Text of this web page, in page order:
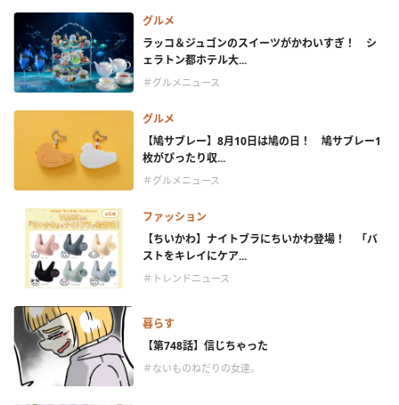
グルメ
ラッコ＆ジュゴンのスイーツがかわいすぎ！ シ
ェラトン都ホテル大...
＃グルメニュース
グルメ
【鳩サブレー】8月10日は鳩の日！ 鳩サブレー1
枚がぴったり収...
＃グルメニュース
ファッション
【ちいかわ】ナイトブラにちいかわ登場！ 「バ
ストをキレイにケア...
＃トレンドニュース
暮らす
【第748話】信じちゃった
＃ないものねだりの女達。